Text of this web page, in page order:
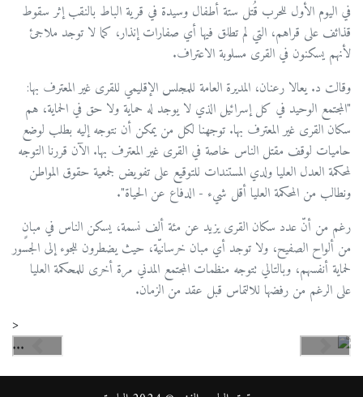
في اليوم الأول للحرب قُتل ستة أطفال وسيدة في قرية الباط بالنقب إثر سقوط
قذائف على قراهم، التي لم تطلق فيها أي صفارات إنذار، كما لا توجد ملاجئ
لأنهم يسكنون في القرى مسلوبة الاعتراف.
وقالت د. يعالا رعنان، المديرة العامة للمجلس الإقليمي للقرى غير المعترف بها:
"المجتمع الوحيد في كل إسرائيل الذي لا يوجد له حماية ولا حق في الحماية، هم
سكان القرى غير المعترف بها. توجهنا لكل من يمكن أن نتوجه إليه بطلب لوضع
حاميات لوقف مقتل الناس خاصة في القرى غير المعترف بها. الآن قررنا التوجه
لمحكمة العدل العليا ولدي المستندات للتوقيع على تفويض لجمعية حقوق المواطن
ونطالب من المحكمة العليا أقل شيء - الدفاع عن الحياة".
رغم من أنّ عدد سكان القرى يزيد عن مئة ألف نسمة، يسكن الناس في مبانٍ
من ألواح الصفيح، ولا توجد أي مبان خرسانيّة، حيث يضطرون للجوء إلى الجسور
لحماية أنفسهم، وبالتالي تتوجه منظمات المجتمع المدني مرة أخرى للمحكمة العليا
على الرغم من رفضها للالتماس قبل عقد من الزمان.
<